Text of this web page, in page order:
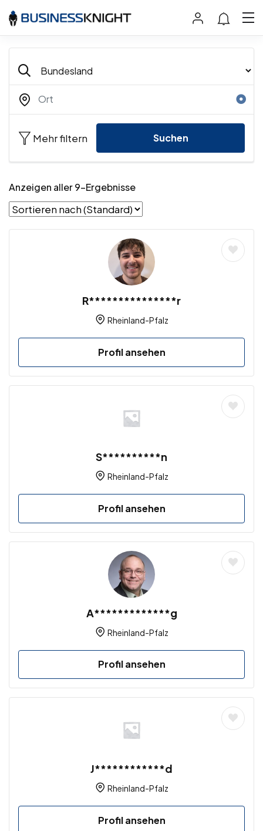
Mehr filtern Suchen
Anzeigen aller 9-Ergebnisse
R***************r
Rheinland-Pfalz
Profil ansehen
S**********n
Rheinland-Pfalz
Profil ansehen
A*************g
Rheinland-Pfalz
Profil ansehen
J************d
Rheinland-Pfalz
Profil ansehen